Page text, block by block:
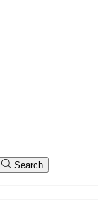
Search